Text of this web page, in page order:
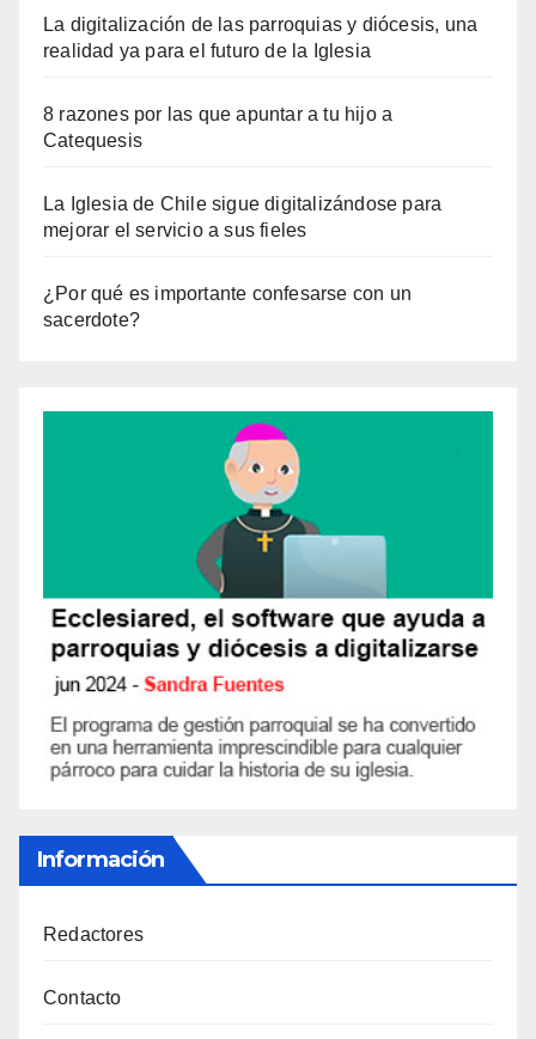
La digitalización de las parroquias y diócesis, una
realidad ya para el futuro de la Iglesia
8 razones por las que apuntar a tu hijo a
Catequesis
La Iglesia de Chile sigue digitalizándose para
mejorar el servicio a sus fieles
¿Por qué es importante confesarse con un
sacerdote?
Información
Redactores
Contacto